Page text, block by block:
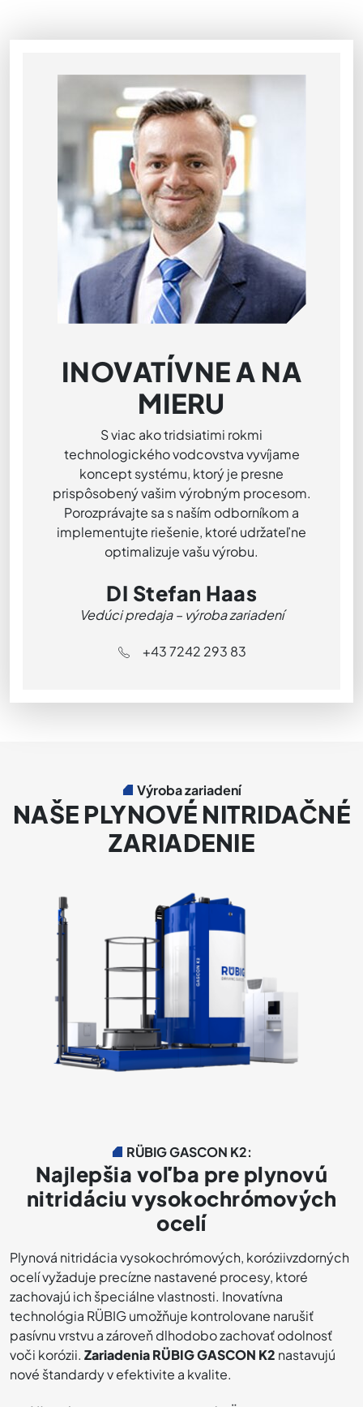
INOVATÍVNE A NA
MIERU
S viac ako tridsiatimi rokmi
technologického vodcovstva vyvíjame
koncept systému, ktorý je presne
prispôsobený vašim výrobným procesom.
Porozprávajte sa s naším odborníkom a
implementujte riešenie, ktoré udržateľne
optimalizuje vašu výrobu.
DI Stefan Haas
Vedúci predaja – výroba zariadení
+43 7242 293 83
Výroba zariadení
NAŠE PLYNOVÉ NITRIDAČNÉ
ZARIADENIE
RÜBIG GASCON K2:
Najlepšia voľba pre plynovú
nitridáciu vysokochrómových
ocelí
Plynová nitridácia vysokochrómových, koróziivzdorných
ocelí vyžaduje precízne nastavené procesy, ktoré
zachovajú ich špeciálne vlastnosti. Inovatívna
technológia RÜBIG umožňuje kontrolovane narušiť
pasívnu vrstvu a zároveň dlhodobo zachovať odolnosť
voči korózii. Zariadenia RÜBIG GASCON K2 nastavujú
nové štandardy v efektivite a kvalite.